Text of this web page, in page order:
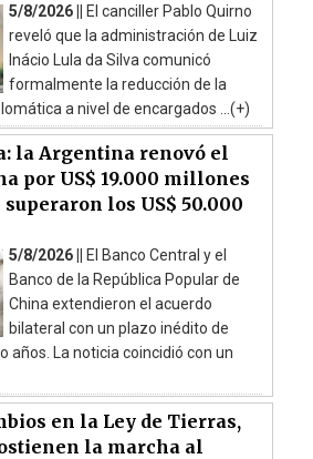
5/8/2026 || El canciller Pablo Quirno
reveló que la administración de Luiz
Inácio Lula da Silva comunicó
formalmente la reducción de la
a nivel de encargados ...(+)
la Argentina renovó el
por US$ 19.000 millones
los US$ 50.000
5/8/2026 || El Banco Central y el
Banco de la República Popular de
China extendieron el acuerdo
bilateral con un plazo inédito de
años. La noticia coincidió con un
en la Ley de Tierras,
la marcha al